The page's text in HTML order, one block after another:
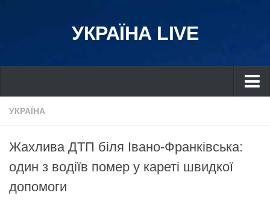
УКРАЇНА LIVE
Україна
Дніпро
Львів
Івано-Франківськ
УКРАЇНА
Жахлива ДТП біля Івано-Франківська:
один з водіїв помер у кареті швидкої
допомоги